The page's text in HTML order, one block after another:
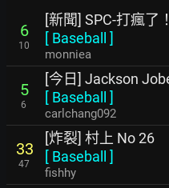
6
10
[新聞] SPC-打瘋了
[ Baseball ]
monniea
5
6
[今日] Jackson
[ Baseball ]
carlchang092
33
47
[炸裂] 村上 No 26
[ Baseball ]
fishhy